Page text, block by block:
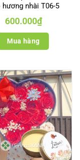
hương nhài T06-5
600.000₫
Mua hàng